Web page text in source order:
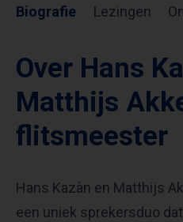
Biografie Lezingen
Over Hans
Matthijs
flitsmeester
Hans Kazàn en Matthijs
een uniek sprekersduo